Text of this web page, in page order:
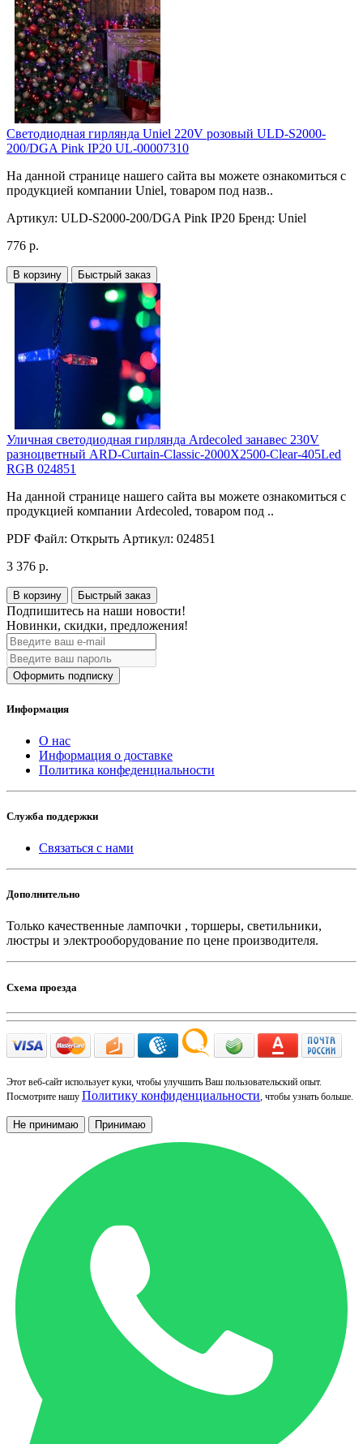
Светодиодная гирлянда Uniel 220V розовый ULD-S2000-
200/DGA Pink IP20 UL-00007310
На данной странице нашего сайта вы можете ознакомиться с
продукцией компании Uniel, товаром под назв..
Артикул: ULD-S2000-200/DGA Pink IP20 Бренд: Uniel
776 р.
В корзину Быстрый заказ
Уличная светодиодная гирлянда Ardecoled занавес 230V
разноцветный ARD-Curtain-Classic-2000X2500-Clear-405Led
RGB 024851
На данной странице нашего сайта вы можете ознакомиться с
продукцией компании Ardecoled, товаром под ..
PDF Файл: Открыть Артикул: 024851
3 376 р.
В корзину Быстрый заказ
Подпишитесь на наши новости!
Новинки, скидки, предложения!
Оформить подписку
Информация
О нас
Информация о доставке
Политика конфеденциальности
Служба поддержки
Связаться с нами
Дополнительно
Только качественные лампочки , торшеры, светильники,
люстры и электрооборудование по цене производителя.
Схема проезда
Этот веб-сайт использует куки, чтобы улучшить Ваш пользовательский опыт.
Посмотрите нашу Политику конфиденциальности, чтобы узнать больше.
Не принимаю Принимаю